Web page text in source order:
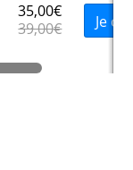
35,00€
39,00€ Je